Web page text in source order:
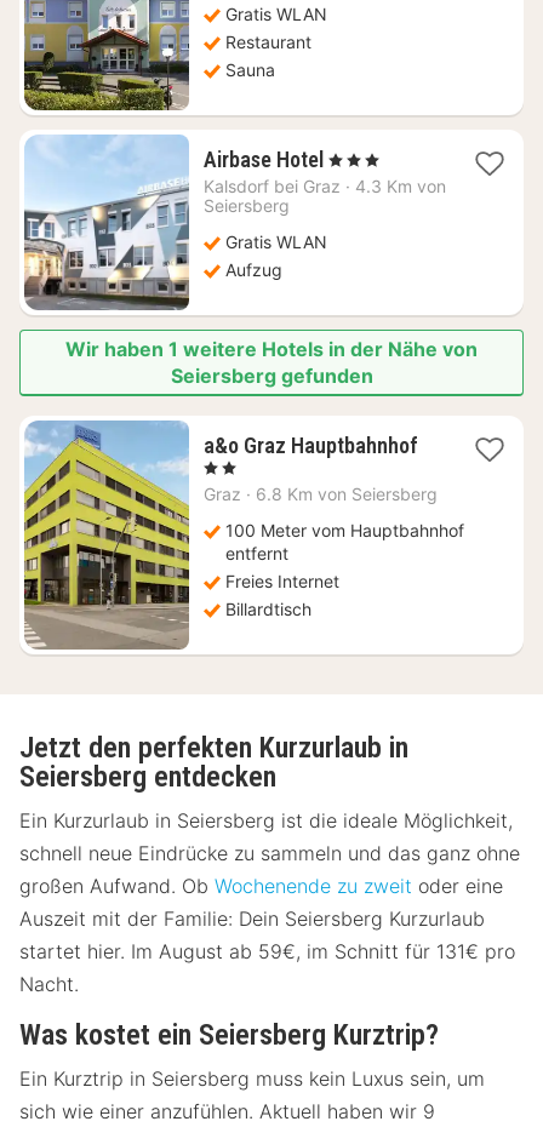
Gratis WLAN
Restaurant
Sauna
Airbase Hotel 1
Nacht
, 3 Sterne
Kalsdorf bei Graz · 4.3 Km von
Seiersberg
Gratis WLAN
Aufzug
Wir haben 1 weitere Hotels in der Nähe von
Seiersberg gefunden
a&o Graz Hauptbahnhof2
ab
66,04
€
, 2 Sterne
Graz · 6.8 Km von Seiersberg
100 Meter vom Hauptbahnhof
entfernt
Freies Internet
Billardtisch
Jetzt den perfekten Kurzurlaub in
Seiersberg entdecken
Ein Kurzurlaub in Seiersberg ist die ideale Möglichkeit,
schnell neue Eindrücke zu sammeln und das ganz ohne
großen Aufwand. Ob Wochenende zu zweit oder eine
Auszeit mit der Familie: Dein Seiersberg Kurzurlaub
startet hier. Im August ab 59€, im Schnitt für 131€ pro
Nacht.
Was kostet ein Seiersberg Kurztrip?
Ein Kurztrip in Seiersberg muss kein Luxus sein, um
sich wie einer anzufühlen. Aktuell haben wir 9